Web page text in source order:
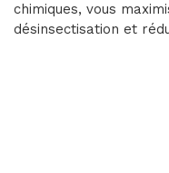
chimiques, vous
désinsectisation et